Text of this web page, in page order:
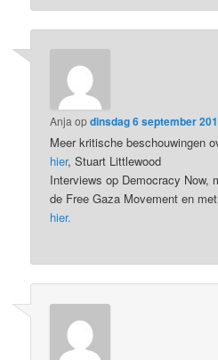
Anja opdinsdag 6 september
Meer kritische beschouwingen
hier, Stuart Littlewood
Interviews op Democracy Now,
de Free Gaza Movement en
hier.